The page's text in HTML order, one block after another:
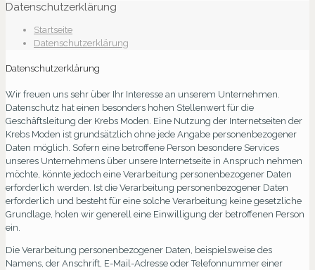
Datenschutzerklärung
Startseite
Datenschutzerklärung
Datenschutzerklärung
Wir freuen uns sehr über Ihr Interesse an unserem Unternehmen.
Datenschutz hat einen besonders hohen Stellenwert für die
Geschäftsleitung der Krebs Moden. Eine Nutzung der Internetseiten der
Krebs Moden ist grundsätzlich ohne jede Angabe personenbezogener
Daten möglich. Sofern eine betroffene Person besondere Services
unseres Unternehmens über unsere Internetseite in Anspruch nehmen
möchte, könnte jedoch eine Verarbeitung personenbezogener Daten
erforderlich werden. Ist die Verarbeitung personenbezogener Daten
erforderlich und besteht für eine solche Verarbeitung keine gesetzliche
Grundlage, holen wir generell eine Einwilligung der betroffenen Person
ein.
Die Verarbeitung personenbezogener Daten, beispielsweise des
Namens, der Anschrift, E-Mail-Adresse oder Telefonnummer einer